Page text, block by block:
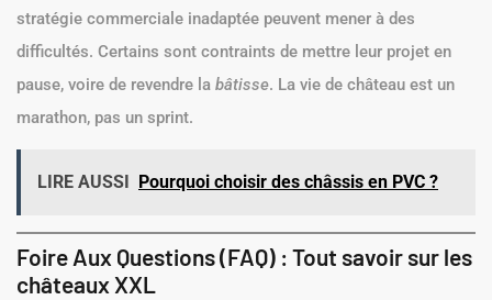
stratégie commerciale inadaptée peuvent mener à des
difficultés. Certains sont contraints de mettre leur projet en
pause, voire de revendre la bâtisse. La vie de château est un
marathon, pas un sprint.
LIRE AUSSI Pourquoi choisir des châssis en PVC ?
Foire Aux Questions (FAQ) : Tout savoir sur les
châteaux XXL